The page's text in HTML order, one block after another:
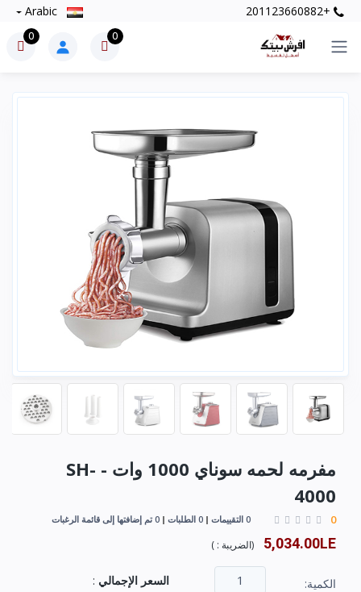
+201123660882
0
0
مفرمه لحمه سوناي 1000 وات - SH-
4000
0 0 التقييمات 0 الطلبات 0 تم إضافتها إلى قائمة الرغبات
5,034.00LE
(الضريبة : )
الكمية: السعر الإجمالي :